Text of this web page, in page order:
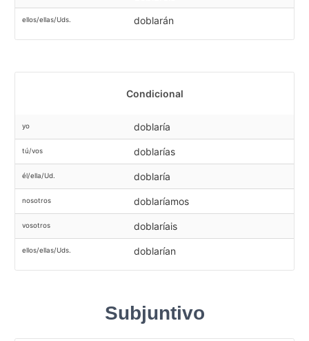
ellos/ellas/Uds. doblarán
Condicional
yo doblaría
tú/vos doblarías
él/ella/Ud. doblaría
nosotros doblaríamos
vosotros doblaríais
ellos/ellas/Uds. doblarían
Subjuntivo